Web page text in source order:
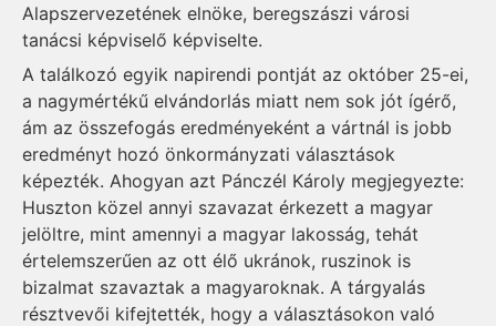
Alapszervezetének elnöke, beregszászi városi
tanácsi képviselő képviselte.
A találkozó egyik napirendi pontját az október 25-ei,
a nagymértékű elvándorlás miatt nem sok jót ígérő,
ám az összefogás eredményeként a vártnál is jobb
eredményt hozó önkormányzati választások
képezték. Ahogyan azt Pánczél Károly megjegyezte:
Huszton közel annyi szavazat érkezett a magyar
jelöltre, mint amennyi a magyar lakosság, tehát
értelemszerűen az ott élő ukránok, ruszinok is
bizalmat szavaztak a magyaroknak. A tárgyalás
résztvevői kifejtették, hogy a választásokon való